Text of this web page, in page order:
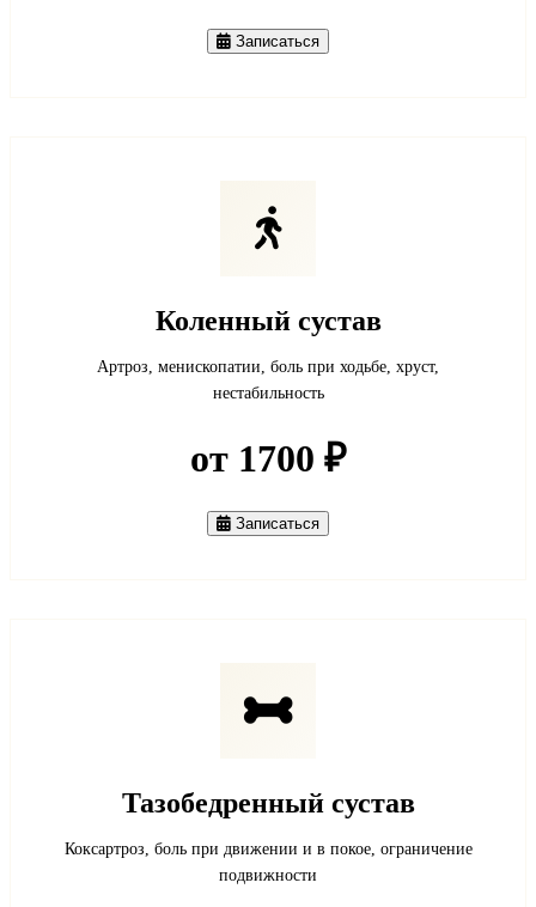
Записаться
Коленный сустав
Артроз, менископатии, боль при ходьбе, хруст,
нестабильность
от 1700 ₽
Записаться
Тазобедренный сустав
Коксартроз, боль при движении и в покое, ограничение
подвижности